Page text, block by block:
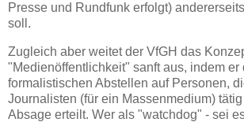
Presse und Rundfunk erfolgt)
soll.
Zugleich aber weitet der VfGH das
"Medienöffentlichkeit" sanft aus, indem er
formalistischen Abstellen auf Personen,
Journalisten (für ein Massenmedium)
Absage erteilt. Wer als "watchdog" - sei